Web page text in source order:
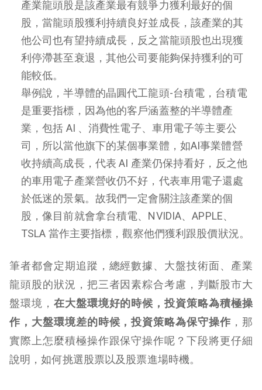
產業龍頭股是該產業最有競爭力獲利最好的個
股，當龍頭股獲利持續良好並成長，該產業的其
他公司也有望持續成長，反之當龍頭股也出現獲
利停滯甚至衰退，其他公司要能夠保持獲利的可
能較低。
舉例說，半導體的晶圓代工龍頭-台積電，台積電
是重要指標，因為他的客戶涵蓋整的半導體產
業，包括 AI 、消費性電子、車用電子等主要公
司，所以當他旗下的某個事業體，如AI事業體營
收持續高成長，代表 AI 產業仍保持看好，反之他
的車用電子產業營收仍不好，代表車用電子還處
於低迷的景氣。故我們一定會關注該產業的個
股，像目前就會拿台積電、NVIDIA、APPLE、
TSLA 當作主要指標，觀察他們獲利跟股價狀況。
筆者都會定期追蹤，總經數據、大盤技術面、產業
龍頭股的狀況，把三者因素粽合考慮，判斷股市大
盤環境， 在大盤環境好的時候，投資策略為積極操
作，大盤環境差的時候，投資策略為保守操作 ，那
實際上怎麼積極操作跟保守操作呢？下段將更仔細
說明，如何挑選股票以及股票進場時機。